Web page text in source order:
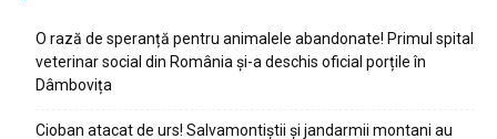
O rază de speranță pentru animalele abandonate! Primul spital
veterinar social din România și-a deschis oficial porțile în
Dâmbovița
Cioban atacat de urs! Salvamontiștii și jandarmii montani au